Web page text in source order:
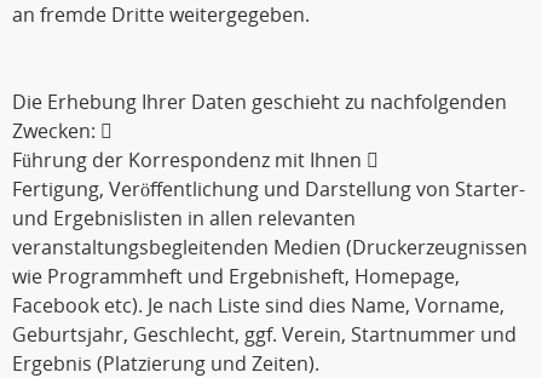
an fremde Dritte weitergegeben.
Die Erhebung Ihrer Daten geschieht zu nachfolgenden
Zwecken: 
Führung der Korrespondenz mit Ihnen 
Fertigung, Veröffentlichung und Darstellung von Starter-
und Ergebnislisten in allen relevanten
veranstaltungsbegleitenden Medien (Druckerzeugnissen
wie Programmheft und Ergebnisheft, Homepage,
Facebook etc). Je nach Liste sind dies Name, Vorname,
Geburtsjahr, Geschlecht, ggf. Verein, Startnummer und
Ergebnis (Platzierung und Zeiten).